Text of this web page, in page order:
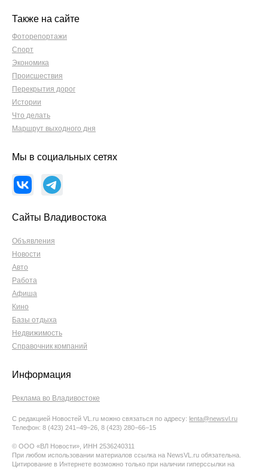
Также на сайте
Фоторепортажи
Спорт
Экономика
Происшествия
Перекрытия дорог
Истории
Что делать
Маршрут выходного дня
Мы в социальных сетях
Сайты Владивостока
Объявления
Новости
Авто
Работа
Афиша
Кино
Базы отдыха
Недвижимость
Справочник компаний
Информация
Реклама во Владивостоке
С редакцией Новостей VL.ru можно связаться по адресу: lenta@newsvl.ru
Телефон: 8 (423) 241−49−26, 8 (423) 280−66−15
© ООО «ВЛ Новости», ИНН 2536240311
При любом использовании материалов ссылка на NewsVL.ru обязательна.
Цитирование в Интернете возможно только при наличии гиперссылки на